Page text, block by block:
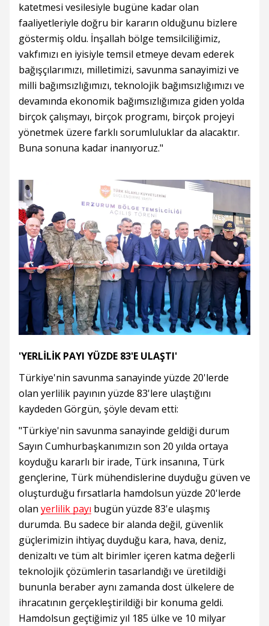
katetmesi vesilesiyle bugüne kadar olan
faaliyetleriyle doğru bir kararın olduğunu bizlere
göstermiş oldu. İnşallah bölge temsilciliğimiz,
vakfımızı en iyisiyle temsil etmeye devam ederek
bağışçılarımızı, milletimizi, savunma sanayimizi ve
milli bağımsızlığımızı, teknolojik bağımsızlığımızı ve
devamında ekonomik bağımsızlığımıza giden yolda
birçok çalışmayı, birçok programı, birçok projeyi
yönetmek üzere farklı sorumluluklar da alacaktır.
Buna sonuna kadar inanıyoruz."
'YERLİLİK PAYI YÜZDE 83'E ULAŞTI'
Türkiye'nin savunma sanayinde yüzde 20'lerde
olan yerlilik payının yüzde 83'lere ulaştığını
kaydeden Görgün, şöyle devam etti:
"Türkiye'nin savunma sanayinde geldiği durum
Sayın Cumhurbaşkanımızın son 20 yılda ortaya
koyduğu kararlı bir irade, Türk insanına, Türk
gençlerine, Türk mühendislerine duyduğu güven ve
oluşturduğu fırsatlarla hamdolsun yüzde 20'lerde
olan yerlilik payı bugün yüzde 83'e ulaşmış
durumda. Bu sadece bir alanda değil, güvenlik
güçlerimizin ihtiyaç duyduğu kara, hava, deniz,
denizaltı ve tüm alt birimler içeren katma değerli
teknolojik çözümlerin tasarlandığı ve üretildiği
bununla beraber aynı zamanda dost ülkelere de
ihracatının gerçekleştirildiği bir konuma geldi.
Hamdolsun geçtiğimiz yıl 185 ülke ve 10 milyar